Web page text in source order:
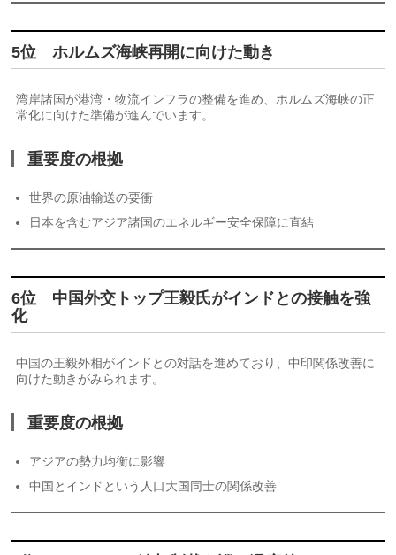
5位 ホルムズ海峡再開に向けた動き
湾岸諸国が港湾・物流インフラの整備を進め、ホルムズ海峡の正
常化に向けた準備が進んでいます。
重要度の根拠
世界の原油輸送の要衝
日本を含むアジア諸国のエネルギー安全保障に直結
6位 中国外交トップ王毅氏がインドとの接触を強
化
中国の王毅外相がインドとの対話を進めており、中印関係改善に
向けた動きがみられます。
重要度の根拠
アジアの勢力均衡に影響
中国とインドという人口大国同士の関係改善